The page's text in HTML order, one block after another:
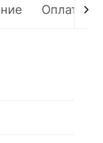
Оплата